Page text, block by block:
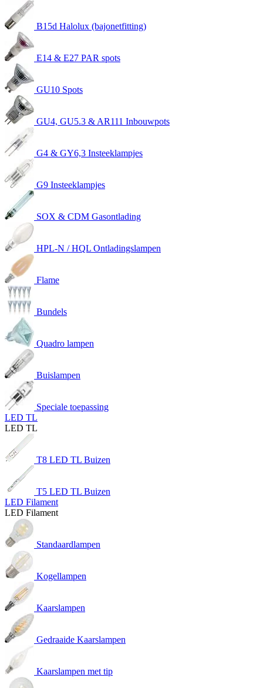
B15d Halolux (bajonetfitting)
E14 & E27 PAR spots
GU10 Spots
GU4, GU5.3 & AR111 Inbouwpots
G4 & GY6,3 Insteeklampjes
G9 Insteeklampjes
SOX & CDM Gasontlading
HPL-N / HQL Ontladingslampen
Flame
Bundels
Quadro lampen
Buislampen
Speciale toepassing
LED TL
LED TL
T8 LED TL Buizen
T5 LED TL Buizen
LED Filament
LED Filament
Standaardlampen
Kogellampen
Kaarslampen
Gedraaide Kaarslampen
Kaarslampen met tip